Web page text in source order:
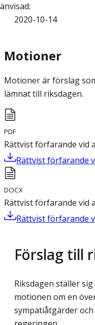
:
2020-10-14
Motioner
Motioner är förslag
lämnat till riksdagen.
PDF
Rättvist förfarande vid
Rättvist förfarande
DOCX
Rättvist förfarande vid
Rättvist förfarande
Förslag till
Riksdagen ställer
motionen om en
sympatiåtgärder